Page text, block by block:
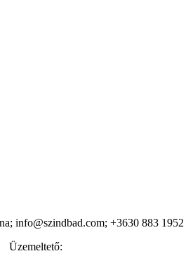
info@szindbad.com; +3630 883 1952
Üzemeltető: